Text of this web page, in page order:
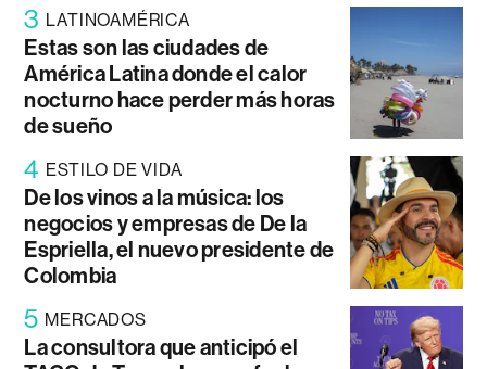
3 LATINOAMÉRICA
Estas son las ciudades de
América Latina donde el calor
nocturno hace perder más horas
de sueño
4 ESTILO DE VIDA
De los vinos a la música: los
negocios y empresas de De la
Espriella, el nuevo presidente de
Colombia
5 MERCADOS
La consultora que anticipó el